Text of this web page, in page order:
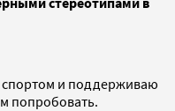
и поддерживаю
попробовать.